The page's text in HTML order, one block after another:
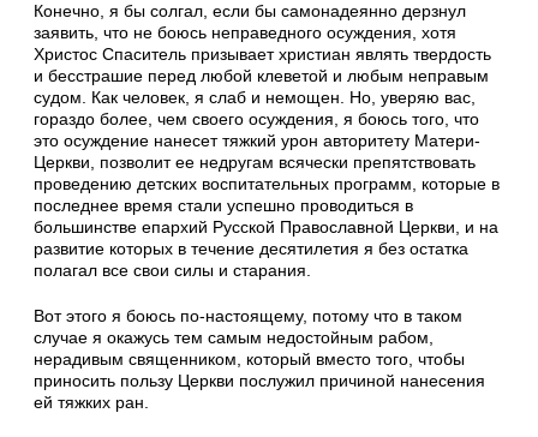
Конечно, я бы солгал, если бы самонадеянно дерзнул
заявить, что не боюсь неправедного осуждения, хотя
Христос Спаситель призывает христиан являть твердость
и бесстрашие перед любой клеветой и любым неправым
судом. Как человек, я слаб и немощен. Но, уверяю вас,
гораздо более, чем своего осуждения, я боюсь того, что
это осуждение нанесет тяжкий урон авторитету Матери-
Церкви, позволит ее недругам всячески препятствовать
проведению детских воспитательных программ, которые в
последнее время стали успешно проводиться в
большинстве епархий Русской Православной Церкви, и на
развитие которых в течение десятилетия я без остатка
полагал все свои силы и старания.
Вот этого я боюсь по-настоящему, потому что в таком
случае я окажусь тем самым недостойным рабом,
нерадивым священником, который вместо того, чтобы
приносить пользу Церкви послужил причиной нанесения
ей тяжких ран.